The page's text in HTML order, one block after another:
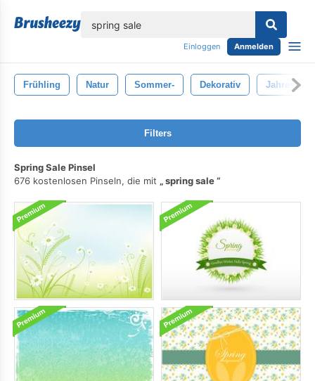
Einloggen Anmelden
Frühling Natur Sommer- Dekorativ Jahreszeit
Filters
Spring Sale Pinsel
676 kostenlosen Pinseln, die mit
spring sale